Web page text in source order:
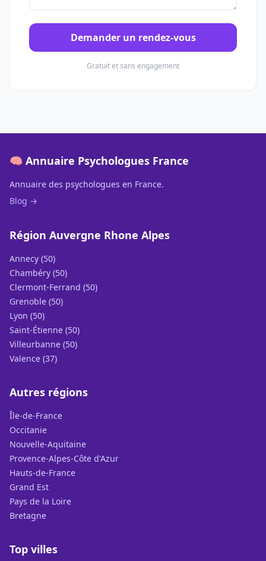
Demander un rendez-vous
Gratuit et sans engagement
🧠 Annuaire Psychologues France
Annuaire des psychologues en France.
Blog →
Région Auvergne Rhone Alpes
Annecy (50)
Chambéry (50)
Clermont-Ferrand (50)
Grenoble (50)
Lyon (50)
Saint-Étienne (50)
Villeurbanne (50)
Valence (37)
Autres régions
Île-de-France
Occitanie
Nouvelle-Aquitaine
Provence-Alpes-Côte d'Azur
Hauts-de-France
Grand Est
Pays de la Loire
Bretagne
Top villes